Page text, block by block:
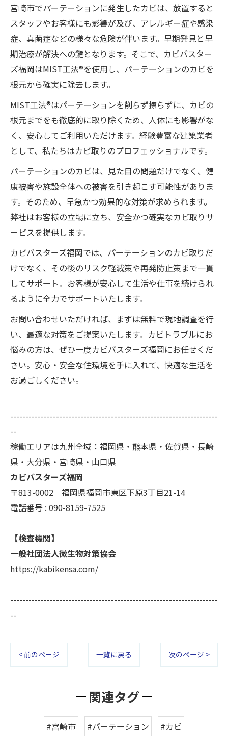
宮崎市でパーテーションに発生したカビは、放置すると
スタッフやお客様にも影響が及び、アレルギー症や感染
症、真菌症などの様々な危険が伴います。早期発見と早
期治療が解決への鍵となります。そこで、カビバスター
ズ福岡はMIST工法®を使用し、パーテーションのカビを
根元から確実に除去します。
MIST工法®はパーテーションを削らず擦らずに、カビの
根元までをも徹底的に取り除くため、人体にも影響がな
く、安心してご利用いただけます。経験豊富な建築業者
として、私たちはカビ取りのプロフェッショナルです。
パーテーションのカビは、見た目の問題だけでなく、健
康被害や施設全体への被害を引き起こす可能性がありま
す。そのため、早急かつ効果的な対策が求められます。
弊社はお客様の立場に立ち、安全かつ確実なカビ取りサ
ービスを提供します。
カビバスターズ福岡では、パーテーションのカビ取りだ
けでなく、その後のリスク軽減策や再発防止策まで一貫
してサポート。お客様が安心して生活や仕事を続けられ
るように全力でサポートいたします。
お問い合わせいただければ、まずは無料で現地調査を行
い、最適な対策をご提案いたします。カビトラブルにお
悩みの方は、ぜひ一度カビバスターズ福岡にお任せくだ
さい。安心・安全な住環境を手に入れて、快適な生活を
お過ごしください。
--------------------------------------------------------------------
--
稼働エリアは九州全域：福岡県・熊本県・佐賀県・長崎
県・大分県・宮崎県・山口県
カビバスターズ福岡
〒813-0002 福岡県福岡市東区下原3丁目21-14
電話番号 : 090-8159-7525
【検査機関】
一般社団法人微生物対策協会
https://kabikensa.com/
--------------------------------------------------------------------
--
< 前のページ 一覧に戻る 次のページ >
関連タグ
#宮崎市 #パーテーション #カビ